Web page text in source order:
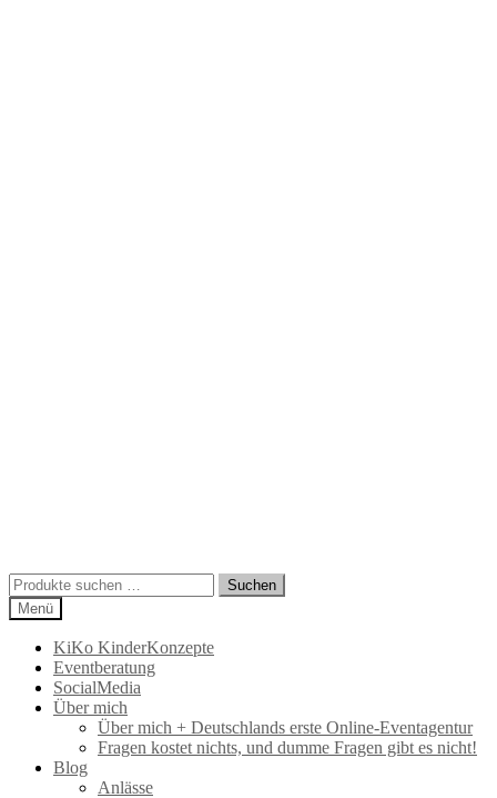
Suchen
nach:
Suchen
Menü
KiKo KinderKonzepte
Eventberatung
SocialMedia
Über mich
Über mich + Deutschlands erste Online-Eventagentur
Fragen kostet nichts, und dumme Fragen gibt es nicht!
Blog
Anlässe